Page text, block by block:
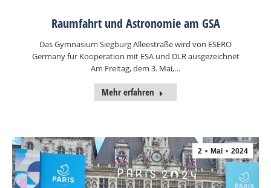
Raumfahrt und Astronomie am GSA
Das Gymnasium Siegburg Alleestraße wird von ESERO
Germany für Kooperation mit ESA und DLR ausgezeichnet
Am Freitag, dem 3. Mai,…
Mehr erfahren
2 Mai 2024